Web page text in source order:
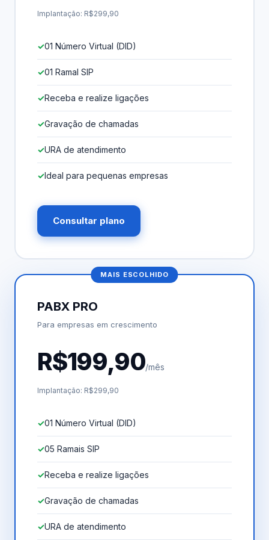
Implantação: R$299,90
01 Número Virtual (DID)
01 Ramal SIP
Receba e realize ligações
Gravação de chamadas
URA de atendimento
Ideal para pequenas empresas
Consultar plano
MAIS ESCOLHIDO
PABX PRO
Para empresas em crescimento
R$199,90/mês
Implantação: R$299,90
01 Número Virtual (DID)
05 Ramais SIP
Receba e realize ligações
Gravação de chamadas
URA de atendimento